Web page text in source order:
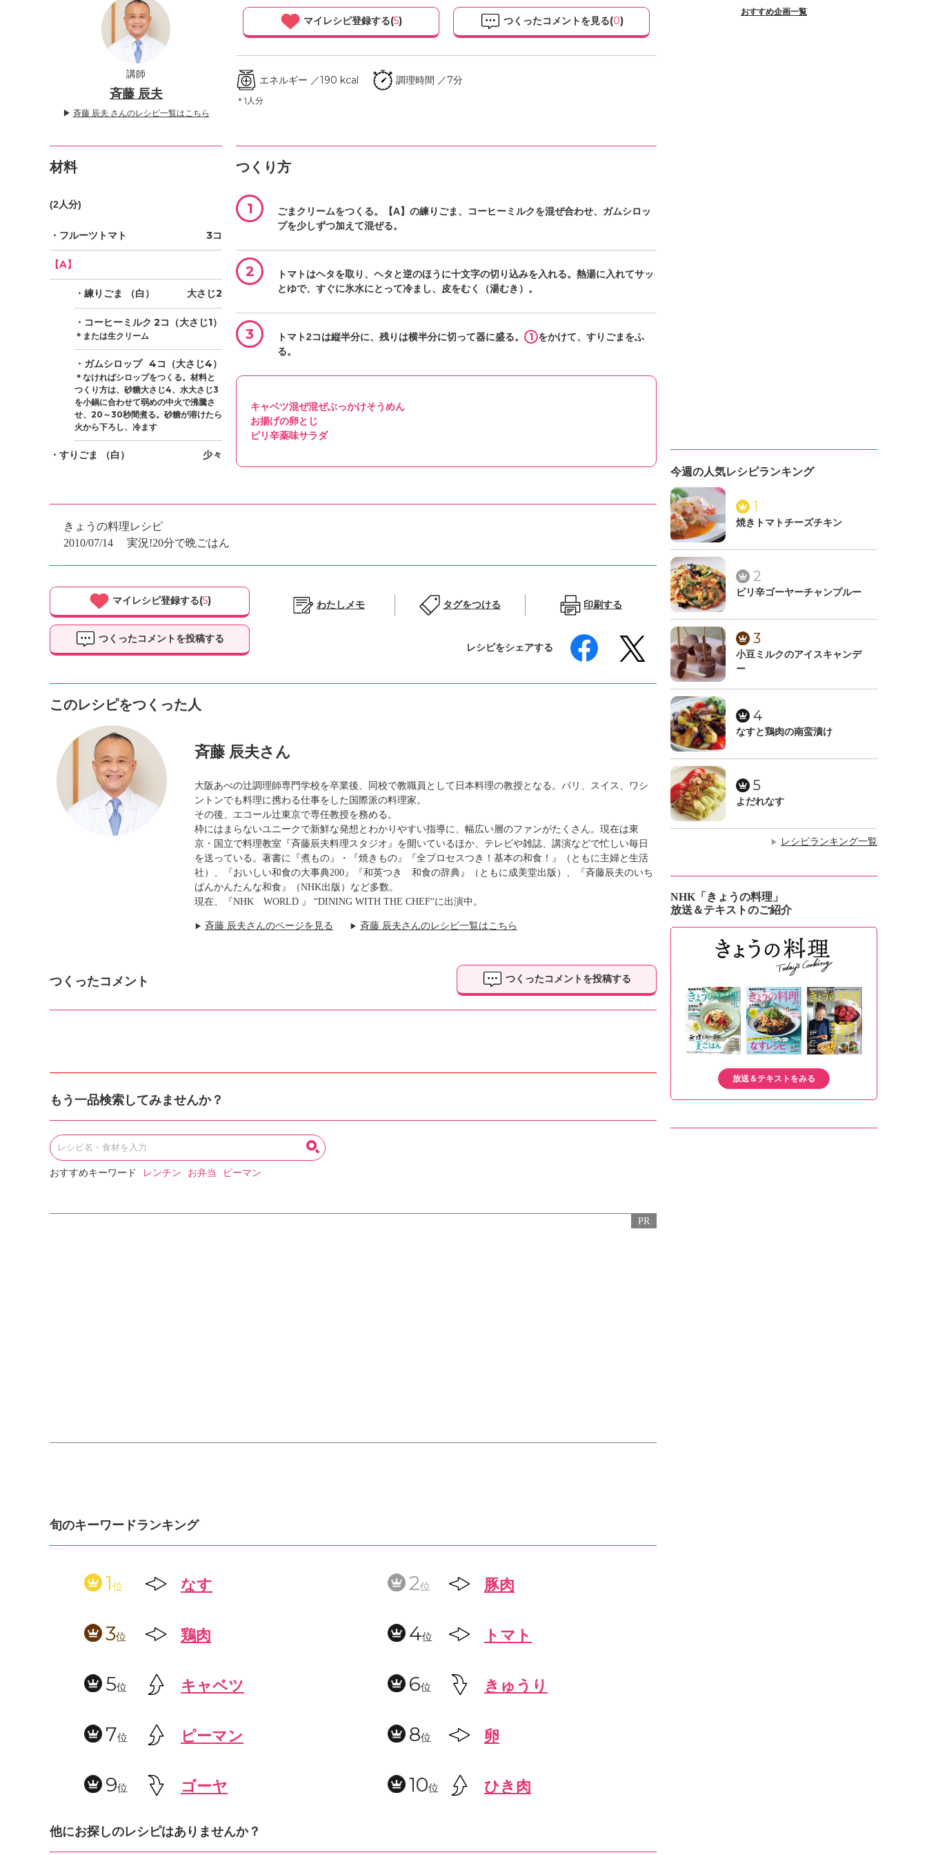
講師
斉藤 辰夫
▶ 斉藤 辰夫 さんのレシピ一覧はこちら
マイレシピ登録する(5) つくったコメントを見る(0)
エネルギー ／190 kcal
＊1人分
調理時間 ／7分
材料
(2人分)
・フルーツトマト 3コ
【A】
・練りごま （白） 大さじ2
・コーヒーミルク 2コ（大さじ1）
＊または生クリーム
・ガムシロップ 4コ（大さじ4）
＊なければシロップをつくる。材料と
つくり方は、砂糖大さじ4、水大さじ3
を小鍋に合わせて弱めの中火で沸騰さ
せ、20～30秒間煮る。砂糖が溶けたら
火から下ろし、冷ます
・すりごま （白） 少々
つくり方
1
ごまクリームをつくる。【A】の練りごま、コーヒーミルクを混ぜ合わせ、ガムシロッ
プを少しずつ加えて混ぜる。
2
トマトはヘタを取り、ヘタと逆のほうに十文字の切り込みを入れる。熱湯に入れてサッ
とゆで、すぐに氷水にとって冷まし、皮をむく（湯むき）。
3 トマト2コは縦半分に、残りは横半分に切って器に盛る。 1 をかけて、すりごまをふ
る。
キャベツ混ぜ混ぜぶっかけそうめん
お揚げの卵とじ
ピリ辛薬味サラダ
きょうの料理レシピ
2010/07/14
実況!20分で晩ごはん
マイレシピ登録する(5)
つくったコメントを投稿する
わたしメモ タグをつける 印刷する
レシピをシェアする
このレシピをつくった人
斉藤 辰夫さん
大阪あべの辻調理師専門学校を卒業後、同校で教職員として日本料理の教授となる。パリ、スイス、ワシ
ントンでも料理に携わる仕事をした国際派の料理家。
その後、エコール辻東京で専任教授を務める。
枠にはまらないユニークで新鮮な発想とわかりやすい指導に、幅広い層のファンがたくさん。現在は東
京・国立で料理教室『斉藤辰夫料理スタジオ』を開いているほか、テレビや雑誌、講演などで忙しい毎日
を送っている。著書に『煮もの』・『焼きもの』『全プロセスつき！基本の和食！』（ともに主婦と生活
社）、『おいしい和食の大事典200』『和英つき 和食の辞典』（ともに成美堂出版）、『斉藤辰夫のいち
ばんかんたんな和食』（NHK出版）など多数。
現在、『NHK WORLD 』 “DINING WITH THE CHEF“に出演中。
▶ 斉藤 辰夫さんのページを見る ▶ 斉藤 辰夫さんのレシピ一覧はこちら
つくったコメント つくったコメントを投稿する
もう一品検索してみませんか？
おすすめキーワード レンチン お弁当 ピーマン
PR
旬のキーワードランキング
1位 なす 2位 豚肉
3位 鶏肉 4位 トマト
5位 キャベツ 6位 きゅうり
7位 ピーマン 8位 卵
9位 ゴーヤ 10位 ひき肉
他にお探しのレシピはありませんか？
おすすめ企画一覧
今週の人気レシピランキング
1
焼きトマトチーズチキン
2
ピリ辛ゴーヤーチャンプルー
3
小豆ミルクのアイスキャンデ
ー
4
なすと鶏肉の南蛮漬け
5
よだれなす
▶ レシピランキング一覧
NHK「きょうの料理」
放送＆テキストのご紹介
放送＆テキストをみる